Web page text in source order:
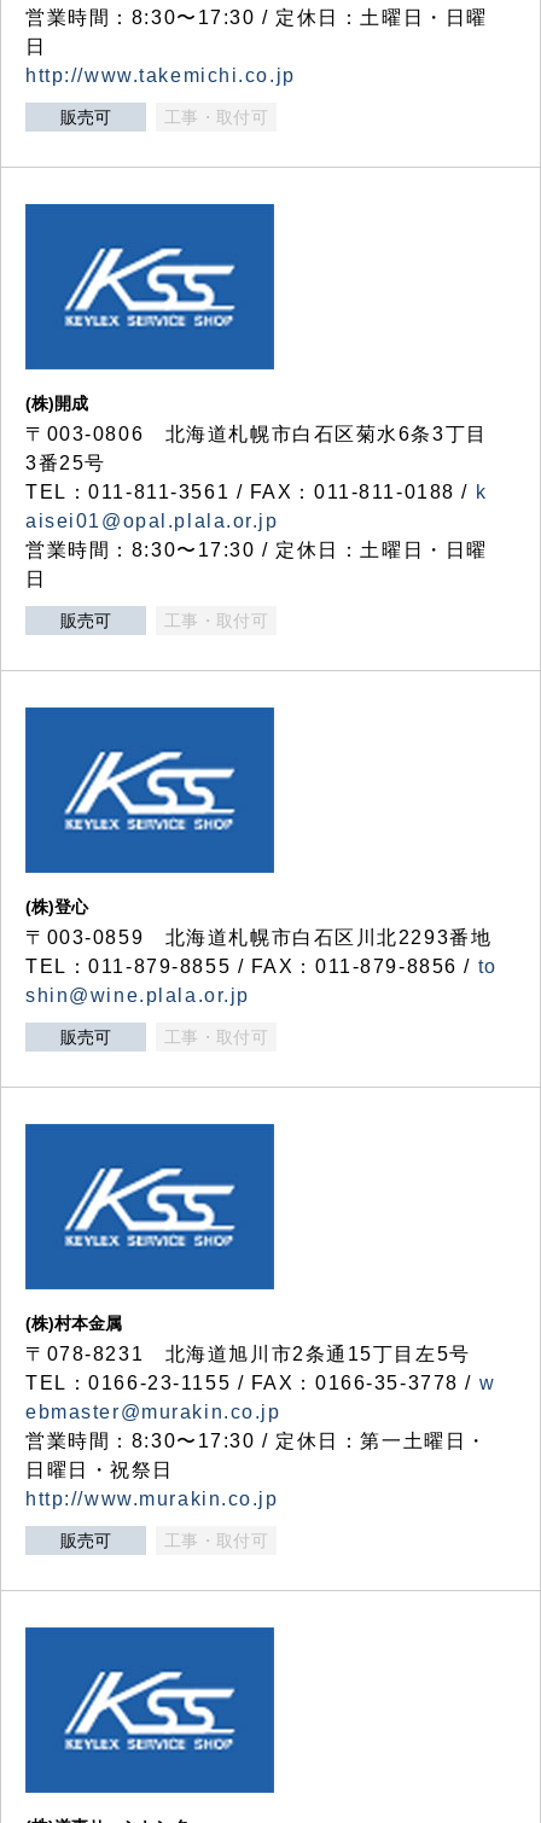
営業時間：8:30〜17:30 / 定休日：土曜日・日曜
日
http://www.takemichi.co.jp
販売可 工事・取付可
(株)開成
〒003-0806 北海道札幌市白石区菊水6条3丁目
3番25号
TEL：011-811-3561 / FAX：011-811-0188 / k
aisei01@opal.plala.or.jp
営業時間：8:30〜17:30 / 定休日：土曜日・日曜
日
販売可 工事・取付可
(株)登心
〒003-0859 北海道札幌市白石区川北2293番地
TEL：011-879-8855 / FAX：011-879-8856 / to
shin@wine.plala.or.jp
販売可 工事・取付可
(株)村本金属
〒078-8231 北海道旭川市2条通15丁目左5号
TEL：0166-23-1155 / FAX：0166-35-3778 / w
ebmaster@murakin.co.jp
営業時間：8:30〜17:30 / 定休日：第一土曜日・
日曜日・祝祭日
http://www.murakin.co.jp
販売可 工事・取付可